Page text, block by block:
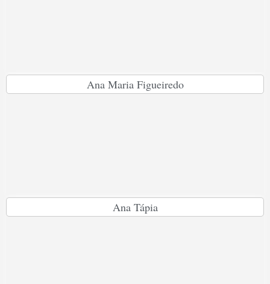
Ana Maria Figueiredo
Ana Tápia